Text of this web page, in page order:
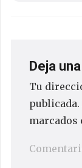
Deja
Tu
publicada.
marcados